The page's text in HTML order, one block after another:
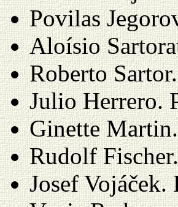
Povilas
Aloísio
Roberto
Julio Herrero.
Ginette
Rudolf
Josef